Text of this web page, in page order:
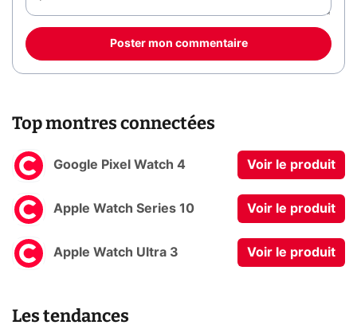
Poster mon commentaire
Top montres connectées
Google Pixel Watch 4 Voir le produit
Apple Watch Series 10 Voir le produit
Apple Watch Ultra 3 Voir le produit
Les tendances